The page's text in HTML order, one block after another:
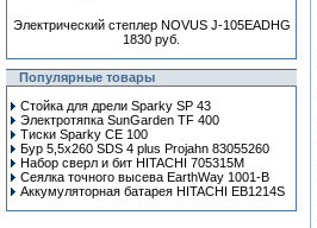
Электрический степлер NOVUS J-105EADHG
1830 руб.
Популярные товары
Стойка для дрели Sparky SP 43
Электротяпка SunGarden TF 400
Тиски Sparky CE 100
Бур 5,5x260 SDS 4 plus Projahn 83055260
Набор сверл и бит HITACHI 705315M
Сеялка точного высева EarthWay 1001-B
Аккумуляторная батарея HITACHI EB1214S